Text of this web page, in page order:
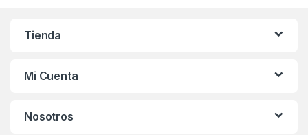
Tienda
Mi Cuenta
Nosotros